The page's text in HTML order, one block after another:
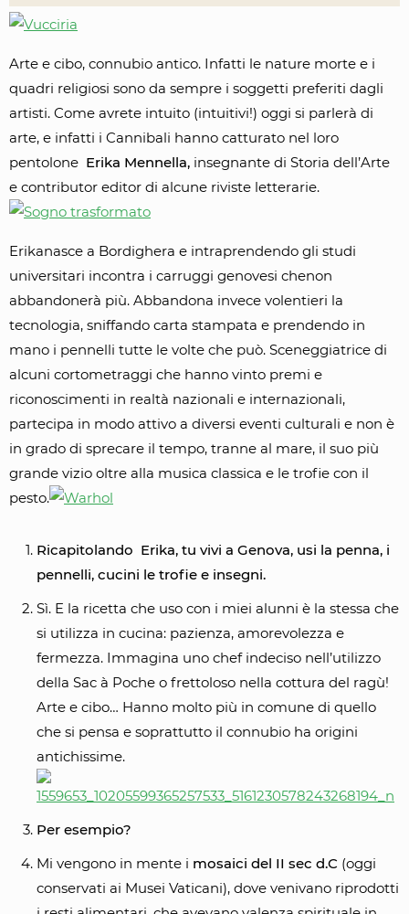
Arte e cibo, connubio antico. Infatti le nature morte e i
quadri religiosi sono da sempre i soggetti preferiti dagli
artisti. Come avrete intuito (intuitivi!) oggi si parlerà di
arte, e infatti i Cannibali hanno catturato nel loro
pentolone Erika Mennella, insegnante di Storia dell’Arte
e contributor editor di alcune riviste letterarie.
Erikanasce a Bordighera e intraprendendo gli studi
universitari incontra i carruggi genovesi chenon
abbandonerà più. Abbandona invece volentieri la
tecnologia, sniffando carta stampata e prendendo in
mano i pennelli tutte le volte che può. Sceneggiatrice di
alcuni cortometraggi che hanno vinto premi e
riconoscimenti in realtà nazionali e internazionali,
partecipa in modo attivo a diversi eventi culturali e non è
in grado di sprecare il tempo, tranne al mare, il suo più
grande vizio oltre alla musica classica e le trofie con il
pesto.
Ricapitolando Erika, tu vivi a Genova, usi la penna, i
pennelli, cucini le trofie e insegni.
Sì. E la ricetta che uso con i miei alunni è la stessa che
si utilizza in cucina: pazienza, amorevolezza e
fermezza. Immagina uno chef indeciso nell’utilizzo
della Sac à Poche o frettoloso nella cottura del ragù!
Arte e cibo… Hanno molto più in comune di quello
che si pensa e soprattutto il connubio ha origini
antichissime.
Per esempio?
Mi vengono in mente i mosaici del II sec d.C (oggi
conservati ai Musei Vaticani), dove venivano riprodotti